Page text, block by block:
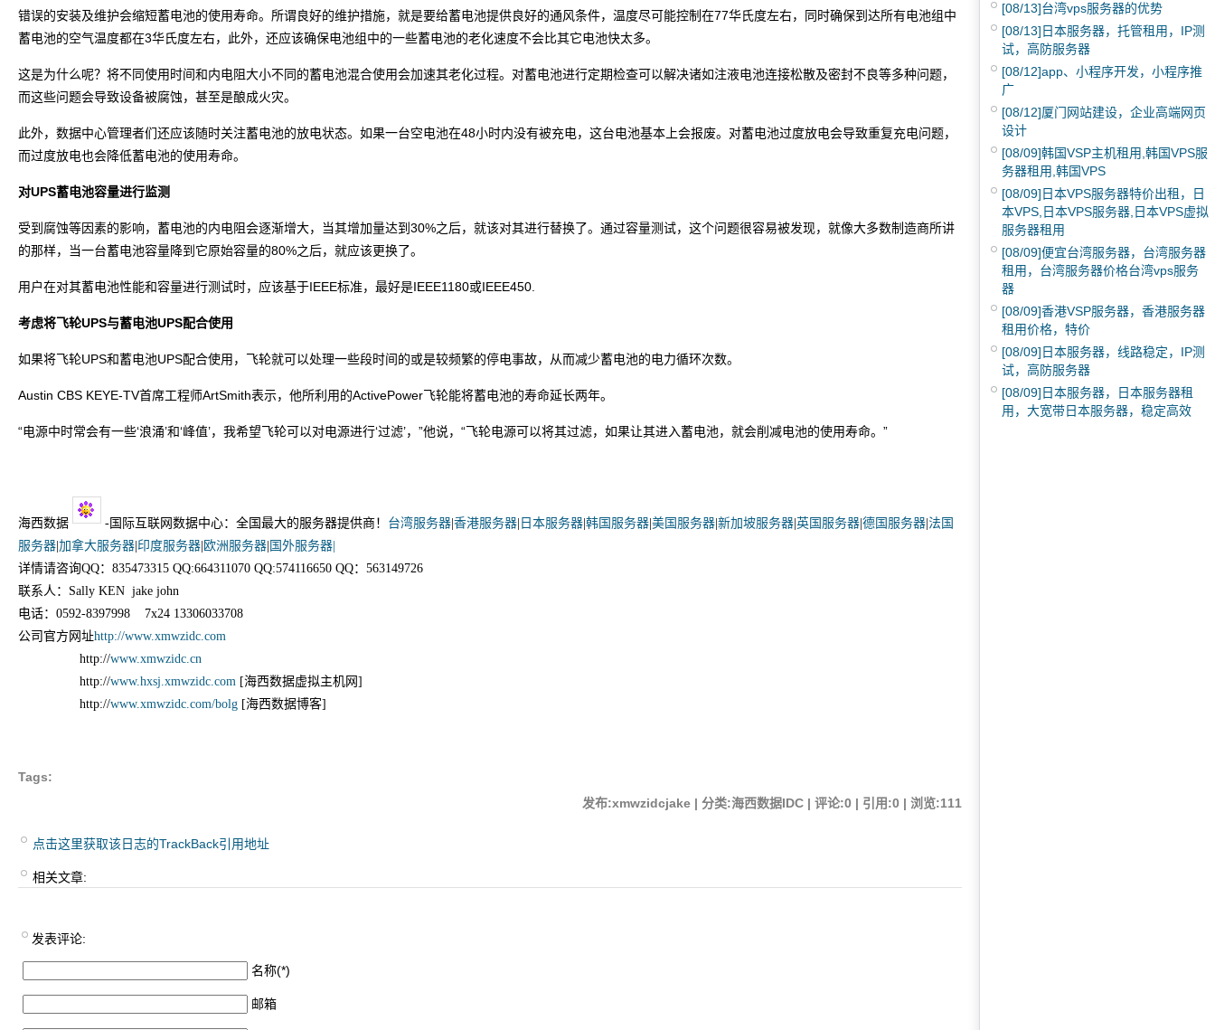
错误的安装及维护会缩短蓄电池的使用寿命。所谓良好的维护措施，就是要给蓄电池提供良好的通风条件，温度尽可能控制在77华氏度左右，同时确保到达所有电池组中
蓄电池的空气温度都在3华氏度左右，此外，还应该确保电池组中的一些蓄电池的老化速度不会比其它电池快太多。
这是为什么呢？将不同使用时间和内电阻大小不同的蓄电池混合使用会加速其老化过程。对蓄电池进行定期检查可以解决诸如注液电池连接松散及密封不良等多种问题，
而这些问题会导致设备被腐蚀，甚至是酿成火灾。
此外，数据中心管理者们还应该随时关注蓄电池的放电状态。如果一台空电池在48小时内没有被充电，这台电池基本上会报废。对蓄电池过度放电会导致重复充电问题，
而过度放电也会降低蓄电池的使用寿命。
对UPS蓄电池容量进行监测
受到腐蚀等因素的影响，蓄电池的内电阻会逐渐增大，当其增加量达到30%之后，就该对其进行替换了。通过容量测试，这个问题很容易被发现，就像大多数制造商所讲
的那样，当一台蓄电池容量降到它原始容量的80%之后，就应该更换了。
用户在对其蓄电池性能和容量进行测试时，应该基于IEEE标准，最好是IEEE1180或IEEE450.
考虑将飞轮UPS与蓄电池UPS配合使用
如果将飞轮UPS和蓄电池UPS配合使用，飞轮就可以处理一些段时间的或是较频繁的停电事故，从而减少蓄电池的电力循环次数。
Austin CBS KEYE-TV首席工程师ArtSmith表示，他所利用的ActivePower飞轮能将蓄电池的寿命延长两年。
“电源中时常会有一些‘浪涌’和‘峰值’，我希望飞轮可以对电源进行‘过滤’，”他说，“飞轮电源可以将其过滤，如果让其进入蓄电池，就会削减电池的使用寿命。”
海西数据 -国际互联网数据中心：全国最大的服务器提供商！ 台湾服务器 香港服务器 日本服务器 韩国服务器 美国服务器 新加坡服务器 英国服务器 德国服务器 法国
服务器 加拿大服务器 印度服务器 欧洲服务器 国外服务器|
详情请咨询QQ：835473315 QQ:664311070 QQ:574116650 QQ：563149726
联系人：Sally KEN jake john
电话：0592-8397998 7x24 13306033708
公司官方网址http://www.xmwzidc.com
http://www.xmwzidc.cn
http://www.hxsj.xmwzidc.com [海西数据虚拟主机网]
http://www.xmwzidc.com/bolg [海西数据博客]
Tags:
发布:xmwzidcjake | 分类:海西数据IDC | 评论:0 | 引用:0 | 浏览:111
点击这里获取该日志的TrackBack引用地址
相关文章:
发表评论:
名称(*)
邮箱
[08/13]台湾vps服务器的优势
[08/13] 日本服务器，托管租用，IP测
试，高防服务器
[08/12]app、小程序开发，小程序推
广
[08/12]厦门网站建设，企业高端网页
设计
[08/09]韩国VSP主机租用,韩国VPS服
务器租用,韩国VPS
[08/09] 日本VPS服务器特价出租，日
本VPS,日本VPS服务器,日本VPS虚拟
服务器租用
[08/09]便宜台湾服务器，台湾服务器
租用，台湾服务器价格台湾vps服务
器
[08/09]香港VSP服务器，香港服务器
租用价格，特价
[08/09] 日本服务器，线路稳定，IP测
试，高防服务器
[08/09] 日本服务器，日本服务器租
用，大宽带日本服务器，稳定高效